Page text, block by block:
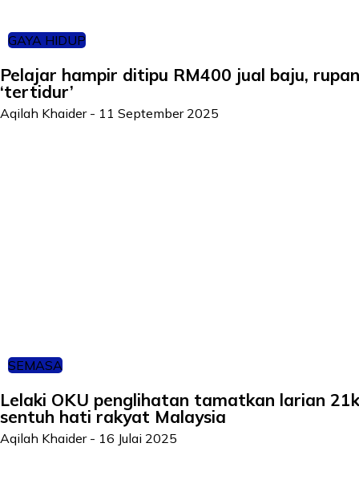
GAYA HIDUP
Pelajar hampir ditipu RM400 jual baju,
‘tertidur’
Aqilah Khaider - 11 September 2025
SEMASA
Lelaki OKU penglihatan tamatkan larian
sentuh hati rakyat Malaysia
Aqilah Khaider - 16 Julai 2025